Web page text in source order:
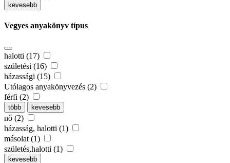
kevesebb
Vegyes anyakönyv típus
halotti (17)
születési (16)
házassági (15)
Utólagos anyakönyvezés (2)
férfi (2)
több kevesebb
nő (2)
házasság, halotti (1)
másolat (1)
születés,halotti (1)
kevesebb